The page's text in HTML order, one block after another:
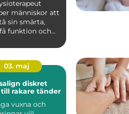
människor att
sin smärta,
funktion och
03. maj
diskret
rakare tänder
vuxna och